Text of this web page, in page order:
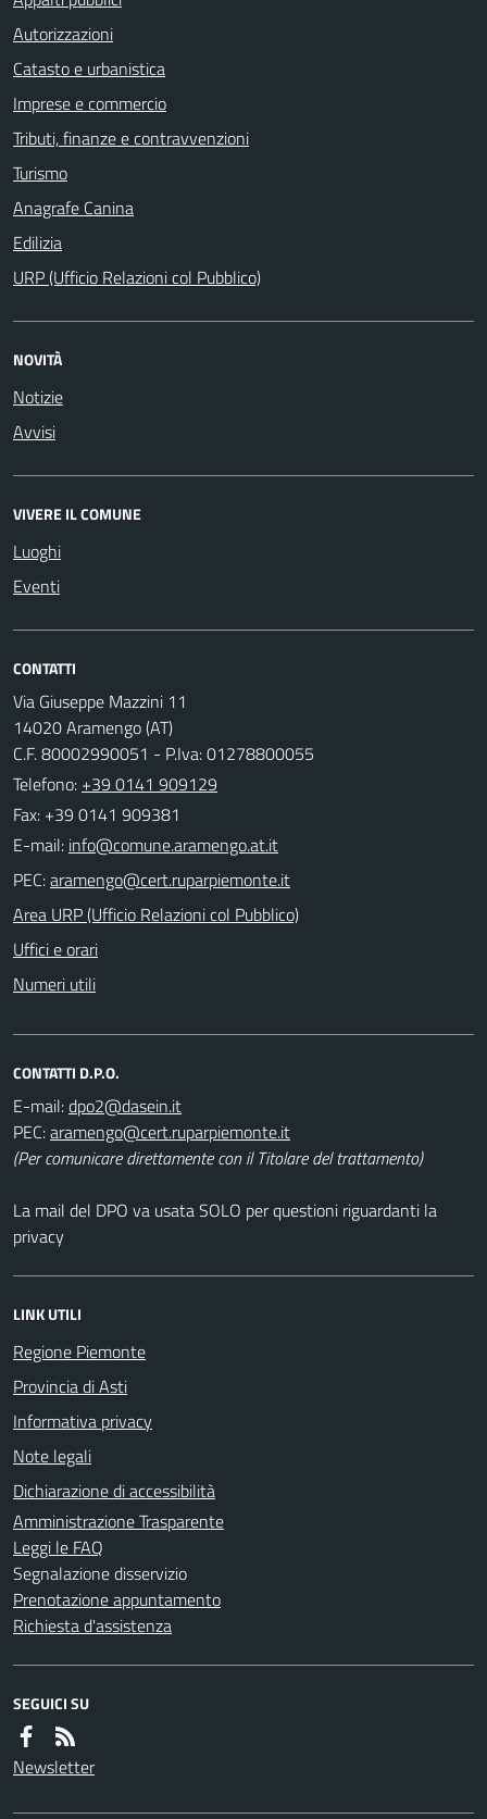
Autorizzazioni
Catasto e urbanistica
Imprese e commercio
Tributi, finanze e contravvenzioni
Turismo
Anagrafe Canina
Edilizia
URP (Ufficio Relazioni col Pubblico)
NOVITÀ
Notizie
Avvisi
VIVERE IL COMUNE
Luoghi
Eventi
CONTATTI
Via Giuseppe Mazzini 11
14020 Aramengo (AT)
C.F. 80002990051 - P.Iva: 01278800055
Telefono: +39 0141 909129
Fax: +39 0141 909381
E-mail:
PEC:
Area URP (Ufficio Relazioni col Pubblico)
Uffici e orari
Numeri utili
CONTATTI D.P.O.
E-mail:
PEC:
(Per comunicare direttamente con il Titolare del trattamento)
La mail del DPO va usata SOLO per questioni riguardanti la
privacy
LINK UTILI
Regione Piemonte
Provincia di Asti
Informativa privacy
Note legali
Dichiarazione di accessibilità
Amministrazione Trasparente
Leggi le FAQ
Segnalazione disservizio
Prenotazione appuntamento
Richiesta d'assistenza
SEGUICI SU
Newsletter